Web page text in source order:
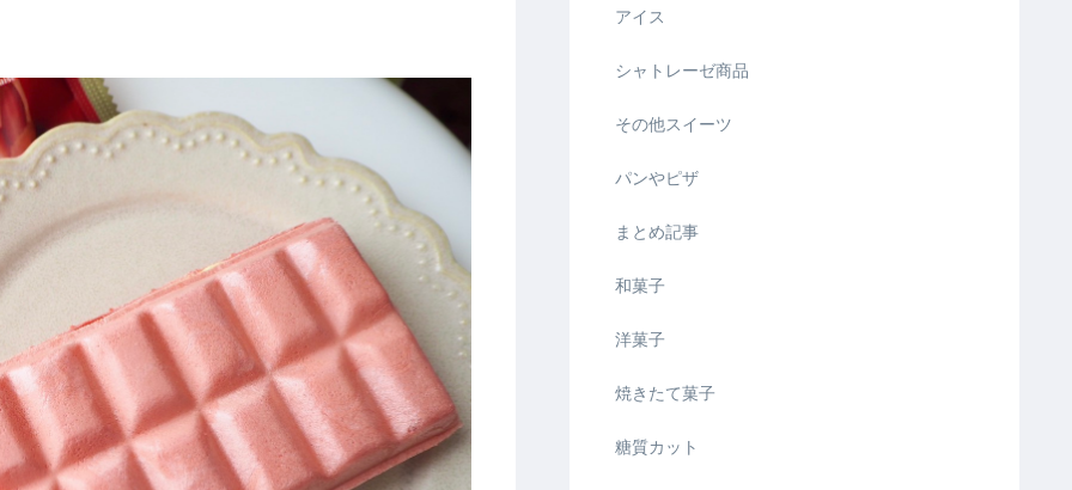
アイス
シャトレーゼ商品
その他スイーツ
パンやピザ
まとめ記事
和菓子
洋菓子
焼きたて菓子
糖質カット